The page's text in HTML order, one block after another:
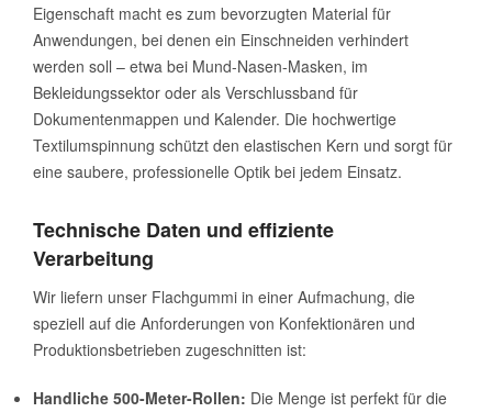
Eigenschaft macht es zum bevorzugten Material für
Anwendungen, bei denen ein Einschneiden verhindert
werden soll – etwa bei Mund-Nasen-Masken, im
Bekleidungssektor oder als Verschlussband für
Dokumentenmappen und Kalender. Die hochwertige
Textilumspinnung schützt den elastischen Kern und sorgt für
eine saubere, professionelle Optik bei jedem Einsatz.
Technische Daten und effiziente
Verarbeitung
Wir liefern unser Flachgummi in einer Aufmachung, die
speziell auf die Anforderungen von Konfektionären und
Produktionsbetrieben zugeschnitten ist:
Handliche 500-Meter-Rollen: Die Menge ist perfekt für die